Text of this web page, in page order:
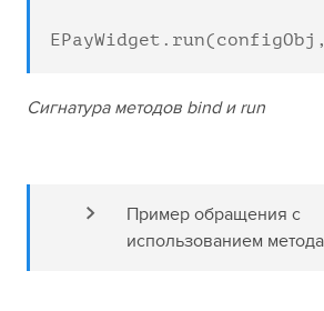
Сигнатура методов bind и run
Пример обращения с
использованием